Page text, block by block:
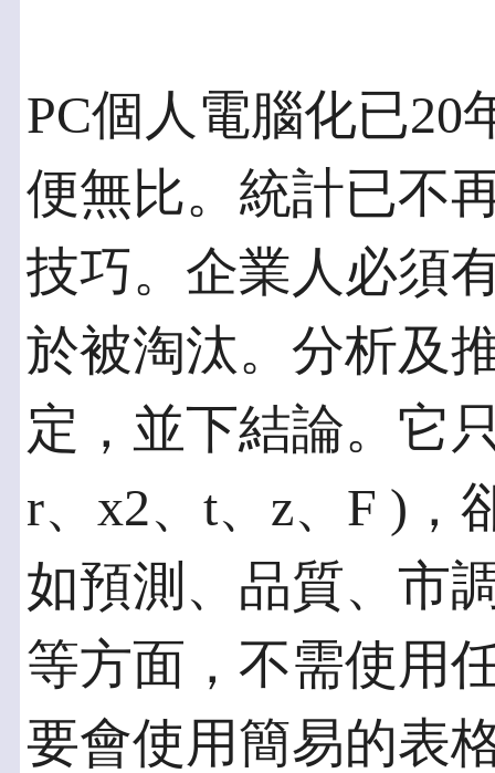
PC個人電腦化已20
便無比。統計已不
技巧。企業人必須
於被淘汰。分析及
定，並下結論。它
r、x2、t、z、F )，
如預測、品質、市
等方面，不需使用
要會使用簡易的表